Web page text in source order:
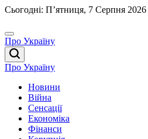
Перейти
вмісту
Сьогодні: П’ятниця, 7 Серпня 2026
Про Україну
Про Україну
Новини
Війна
Сенсації
Економіка
Фінанси